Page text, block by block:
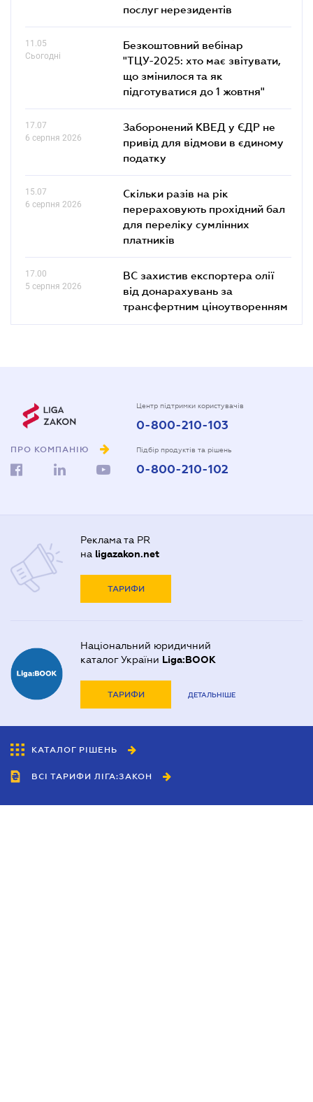
послуг нерезидентів
11.05
Сьогодні
Безкоштовний вебінар
"ТЦУ-2025: хто має звітувати,
що змінилося та як
підготуватися до 1 жовтня"
17.07
6 серпня 2026
Заборонений КВЕД у ЄДР не
привід для відмови в єдиному
податку
15.07
6 серпня 2026
Скільки разів на рік
перераховують прохідний бал
для переліку сумлінних
платників
17.00
5 серпня 2026
ВС захистив експортера олії
від донарахувань за
трансфертним ціноутворенням
ПРО КОМПАНІЮ
Центр підтримки користувачів
0-800-210-103
Підбір продуктів та рішень
0-800-210-102
Реклама та PR
на ligazakon.net
ТАРИФИ
Національний юридичний
каталог України Liga:BOOK
ТАРИФИ ДЕТАЛЬНІШЕ
КАТАЛОГ РІШЕНЬ
ВСІ ТАРИФИ ЛІГА:ЗАКОН